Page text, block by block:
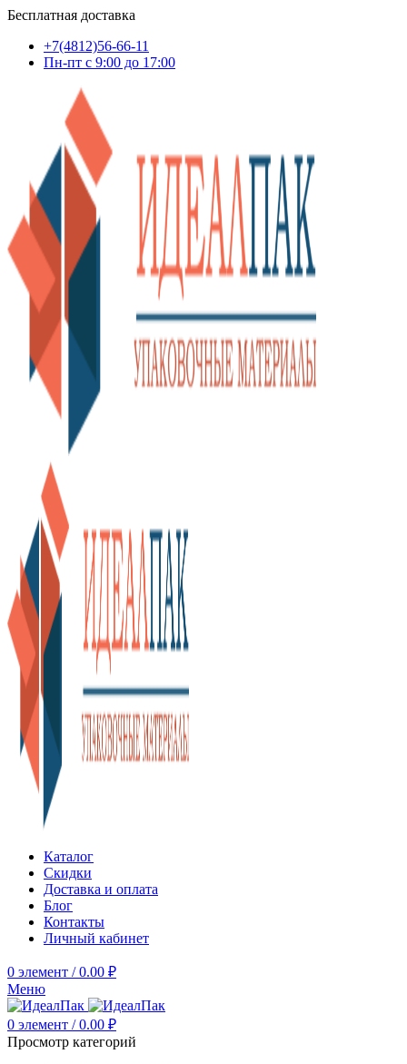
Бесплатная доставка
+7(4812)56-66-11
Пн-пт c 9:00 до 17:00
Каталог
Скидки
Доставка и оплата
Блог
Контакты
Личный кабинет
0 элемент / 0.00 ₽
Меню
0 элемент / 0.00 ₽
Просмотр категорий